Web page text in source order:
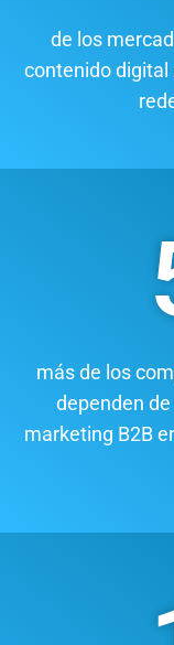
de los
contenido digital
más de los
dependen
marketing B2B